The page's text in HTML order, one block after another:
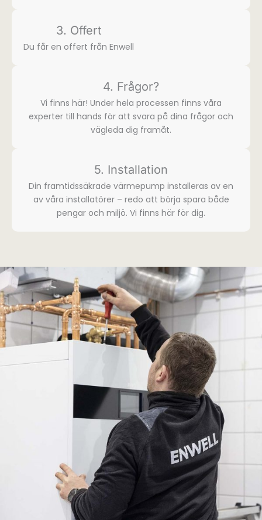
3. Offert
Du får en offert från Enwell
4. Frågor?
Vi finns här! Under hela processen finns våra
experter till hands för att svara på dina frågor och
vägleda dig framåt.
5. Installation
Din framtidssäkrade värmepump installeras av en
av våra installatörer – redo att börja spara både
pengar och miljö. Vi finns här för dig.​